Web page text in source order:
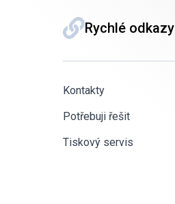
Rychlé odkazy
Kontakty
Potřebuji řešit
Tiskový servis